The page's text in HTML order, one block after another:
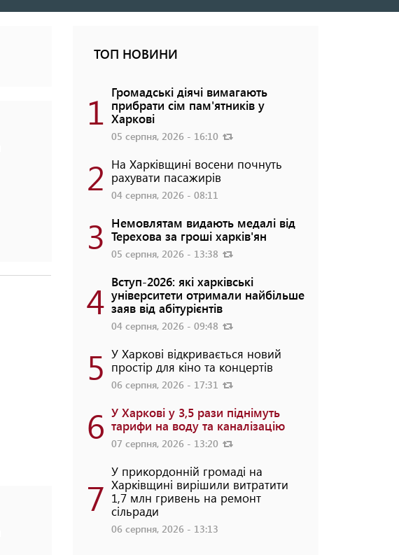
ТОП НОВИНИ
1 Громадські діячі вимагають
прибрати сім пам'ятників у
Харкові
05 серпня, 2026 - 16:10
2 На Харківщині восени почнуть
рахувати пасажирів
04 серпня, 2026 - 08:11
3 Немовлятам видають медалі від
Терехова за гроші харків'ян
05 серпня, 2026 - 13:38
4 Вступ-2026: які харківські
університети отримали найбільше
заяв від абітурієнтів
04 серпня, 2026 - 09:48
5 У Харкові відкривається новий
простір для кіно та концертів
06 серпня, 2026 - 17:31
6 У Харкові у 3,5 рази піднімуть
тарифи на воду та каналізацію
07 серпня, 2026 - 13:20
7
У прикордонній громаді на
Харківщині вирішили витратити
1,7 млн гривень на ремонт
сільради
06 серпня, 2026 - 13:13